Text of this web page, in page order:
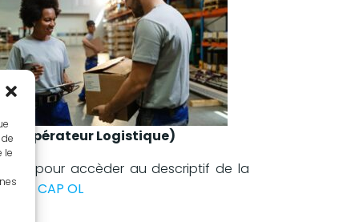
le
(Opérateur Logistique)
ici pour accèder au descriptif de la
: CAP OL